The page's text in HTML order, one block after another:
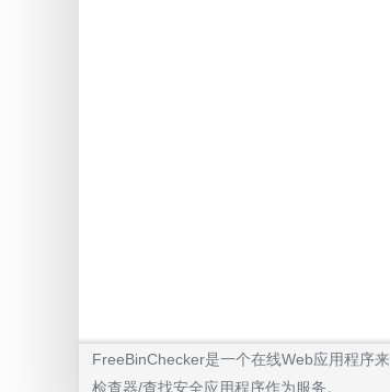
FreeBinChecker是一个在线Web应用程序
检查器/查找安全应用程序作为服务。